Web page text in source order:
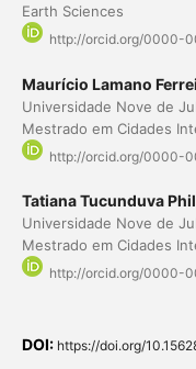
Earth Sciences
http://orcid.org/0000-
Maurício Lamano
Universidade Nove de
Mestrado em Cidades
http://orcid.org/0000-
Tatiana Tucunduva
Universidade Nove de
Mestrado em Cidades
http://orcid.org/0000-
DOI: https://doi.org/